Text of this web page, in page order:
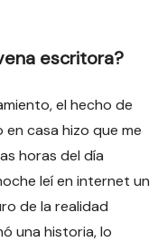
escritora?
el hecho de
casa hizo que me
horas del día
leí en internet un
de la realidad
una historia, lo